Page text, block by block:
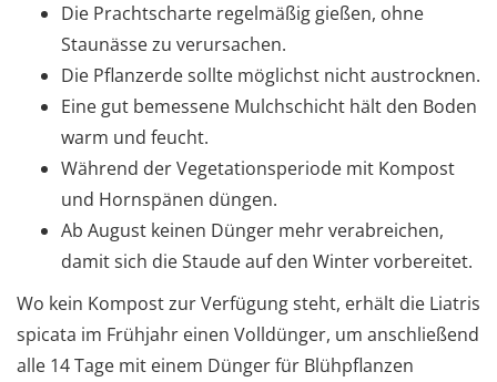
Die Prachtscharte regelmäßig gießen, ohne
Staunässe zu verursachen.
Die Pflanzerde sollte möglichst nicht austrocknen.
Eine gut bemessene Mulchschicht hält den Boden
warm und feucht.
Während der Vegetationsperiode mit Kompost
und Hornspänen düngen.
Ab August keinen Dünger mehr verabreichen,
damit sich die Staude auf den Winter vorbereitet.
Wo kein Kompost zur Verfügung steht, erhält die Liatris
spicata im Frühjahr einen Volldünger, um anschließend
alle 14 Tage mit einem Dünger für Blühpflanzen